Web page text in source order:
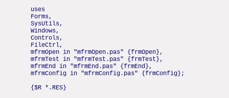
uses
Forms,
SysUtils,
Windows,
Controls,
FileCtrl,
mfrmOpen in "mfrmOpen.pas" {frmOpen},
mfrmTest in "mfrmTest.pas" {frmTest},
mfrmEnd in "mfrmEnd.pas" {frmEnd},
mfrmConfig in "mfrmConfig.pas" {frmConfig};
{$R *.RES}